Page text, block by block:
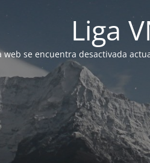
Liga
web se encuentra desactivada